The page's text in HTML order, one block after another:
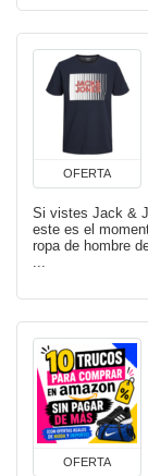
OFERTA
Si vistes Jack &
este es el
ropa de hombre
OFERTA